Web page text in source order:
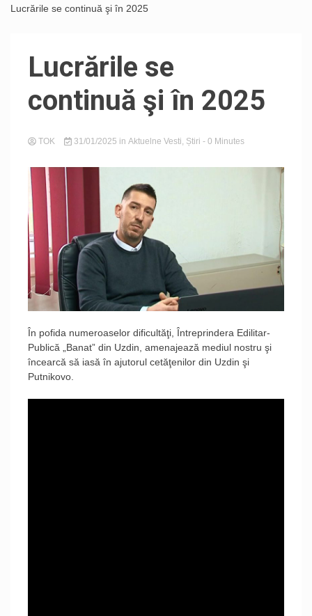
Lucrările se continuă şi în 2025
Lucrările se
continuă şi în 2025
TOK 31/01/2025 in Aktuelne Vesti, Știri - 0 Minutes
În pofida numeroaselor dificultăţi, Întreprindera Edilitar-
Publică „Banat” din Uzdin, amenajează mediul nostru şi
încearcă să iasă în ajutorul cetăţenilor din Uzdin şi
Putnikovo.